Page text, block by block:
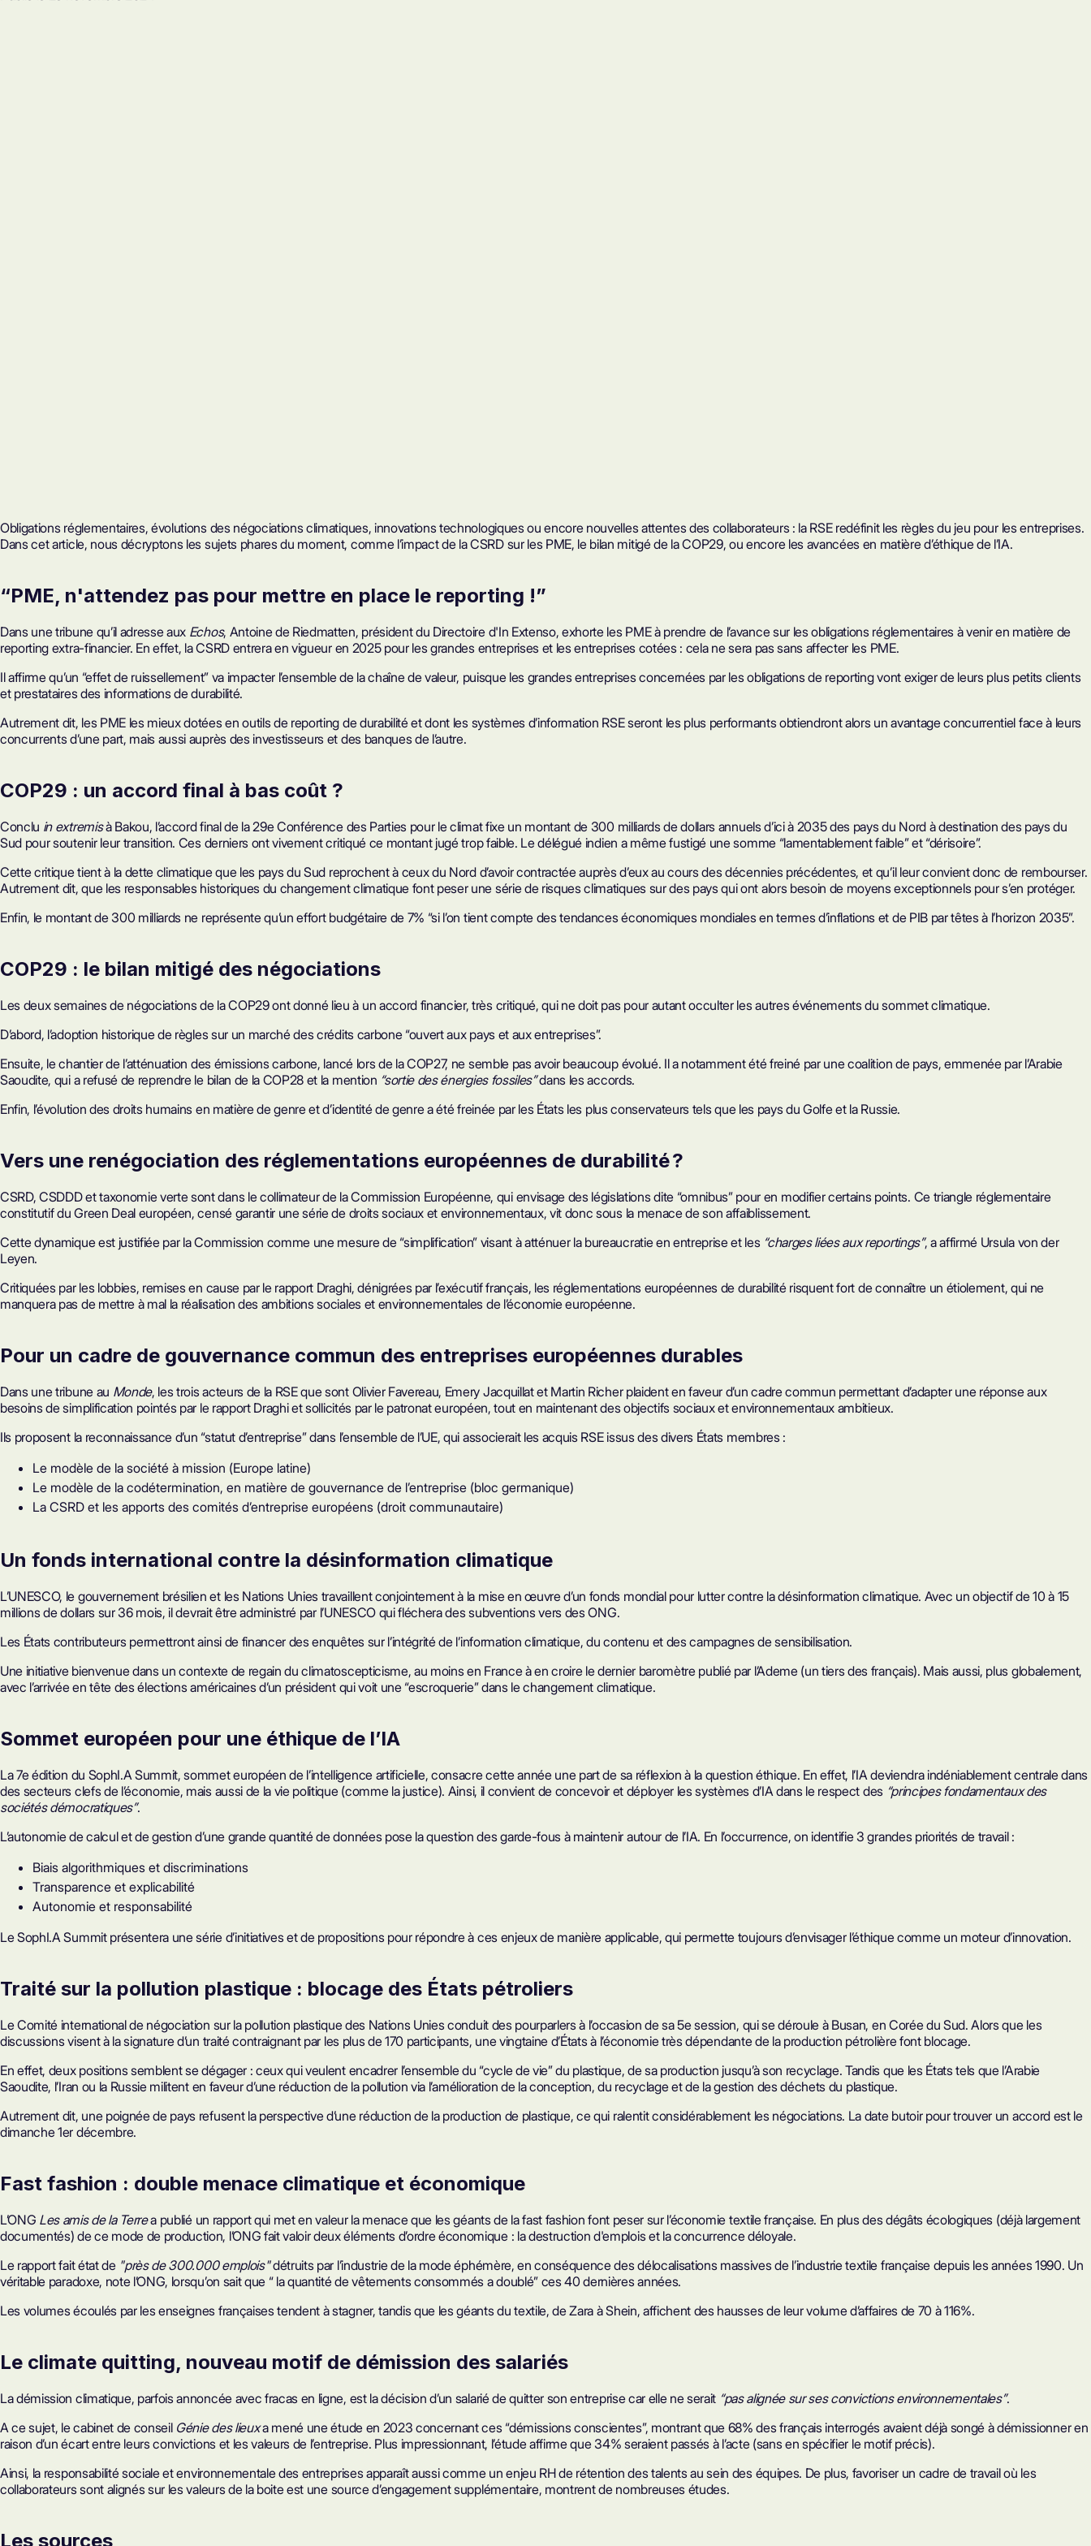
Obligations réglementaires, évolutions des négociations climatiques, innovations technologiques ou encore nouvelles attentes des collaborateurs: la RSE redéfinit les règles du jeu pour les entreprises.
Dans cet article, nous décryptons les sujets phares du moment, comme l’impact de la CSRD sur les PME, le bilan mitigé de la COP29, ou encore les avancées en matière d’éthique de l’IA.
“PME, n'attendez pas pour mettre en place le reporting !”
Dans une tribune qu’il adresse aux Echos, Antoine de Riedmatten, président du Directoire d'In Extenso, exhorte les PME à prendre de l’avance sur les obligations réglementaires à venir en matière de
reporting extra-financier. En effet, la CSRD entrera en vigueur en 2025 pour les grandes entreprises et les entreprises cotées : cela ne sera pas sans affecter les PME.
Il affirme qu’un “effet de ruissellement” va impacter l’ensemble de la chaîne de valeur, puisque les grandes entreprises concernées par les obligations de reporting vont exiger de leurs plus petits clients
et prestataires des informations de durabilité.
Autrement dit, les PME les mieux dotées en outils de reporting de durabilité et dont les systèmes d’information RSE seront les plus performants obtiendront alors un avantage concurrentiel face à leurs
concurrents d’une part, mais aussi auprès des investisseurs et des banques de l’autre.
COP29 : un accord final à bas coût ?
Conclu in extremisà Bakou, l’accord final de la 29e Conférence des Parties pour le climat fixe un montant de 300 milliards de dollars annuels d’ici à 2035 des pays du Nord à destination des pays du
Sud pour soutenir leur transition. Ces derniers ont vivement critiqué ce montant jugé trop faible. Le délégué indien a même fustigé une somme “lamentablement faible” et “dérisoire”.
Cette critique tient à la dette climatique que les pays du Sud reprochent à ceux du Nord d’avoir contractée auprès d’eux au cours des décennies précédentes, et qu’il leur convient donc de rembourser.
Autrement dit, que les responsables historiques du changement climatique font peser une série de risques climatiques sur des pays qui ont alors besoin de moyens exceptionnels pour s’en protéger.
Enfin, le montant de 300 milliards ne représente qu’un effort budgétaire de 7% “si l’on tient compte des tendances économiques mondiales en termes d’inflations et de PIB par têtes à l’horizon 2035”.
COP29 : le bilan mitigé des négociations
Les deux semaines de négociations de la COP29 ont donné lieu à un accord financier, très critiqué, qui ne doit pas pour autant occulter les autres événements du sommet climatique.
D’abord, l’adoption historique de règles sur un marché des crédits carbone “ouvert aux pays et aux entreprises”.
Ensuite, le chantier de l’atténuation des émissions carbone, lancé lors de la COP27, ne semble pas avoir beaucoup évolué. Il a notamment été freiné par une coalition de pays, emmenée par l’Arabie
Saoudite, qui a refusé de reprendre le bilan de la COP28 et la mention “sortie des énergies fossiles”dans les accords.
Enfin, l’évolution des droits humains en matière de genre et d’identité de genre a été freinée par les États les plus conservateurs tels que les pays du Golfe et la Russie.
Vers une renégociation des réglementations européennes de durabilité ?
CSRD, CSDDD et taxonomie verte sont dans le collimateur de la Commission Européenne, qui envisage des législations dite “omnibus” pour en modifier certains points. Ce triangle réglementaire
constitutif du Green Deal européen, censé garantir une série de droits sociaux et environnementaux, vit donc sous la menace de son affaiblissement.
Cette dynamique est justifiée par la Commission comme une mesure de “simplification” visant à atténuer la bureaucratie en entreprise et les “charges liées aux reportings”, a affirmé Ursula von der
Leyen.
Critiquées par les lobbies, remises en cause par le rapport Draghi, dénigrées par l’exécutif français, les réglementations européennes de durabilité risquent fort de connaître un étiolement, qui ne
manquera pas de mettre à mal la réalisation des ambitions sociales et environnementales de l’économie européenne.
Pour un cadre de gouvernance commun des entreprises européennes durables
Dans une tribune au Monde, les trois acteurs de la RSE que sont Olivier Favereau, Emery Jacquillat et Martin Richer plaident en faveur d’un cadre commun permettant d’adapter une réponse aux
besoins de simplification pointés par le rapport Draghi et sollicités par le patronat européen, tout en maintenant des objectifs sociaux et environnementaux ambitieux.
Ils proposent la reconnaissance d’un “statut d’entreprise” dans l’ensemble de l’UE, qui associerait les acquis RSE issus des divers États membres :
Le modèle de la société à mission (Europe latine)
Le modèle de la codétermination, en matière de gouvernance de l’entreprise (bloc germanique)
La CSRD et les apports des comités d’entreprise européens (droit communautaire)
Un fonds international contre la désinformation climatique
L’UNESCO, le gouvernement brésilien et les Nations Unies travaillent conjointement à la mise en œuvre d’un fonds mondial pour lutter contre la désinformation climatique. Avec un objectif de 10 à 15
millions de dollars sur 36 mois, il devrait être administré par l’UNESCO qui fléchera des subventions vers des ONG.
Les États contributeurs permettront ainsi de financer des enquêtes sur l’intégrité de l’information climatique, du contenu et des campagnes de sensibilisation.
Une initiative bienvenue dans un contexte de regain du climatoscepticisme, au moins en France à en croire le dernier baromètre publié par l’Ademe (un tiers des français). Mais aussi, plus globalement,
avec l’arrivée en tête des élections américaines d’un président qui voit une “escroquerie” dans le changement climatique.
Sommet européen pour une éthique de l’IA
La 7e édition du SophI.A Summit, sommet européen de l’intelligence artificielle, consacre cette année une part de sa réflexion à la question éthique. En effet, l’IA deviendra indéniablement centrale dans
des secteurs clefs de l’économie, mais aussi de la vie politique (comme la justice). Ainsi, il convient de concevoir et déployer les systèmes d’IA dans le respect des “principes fondamentaux des
sociétés démocratiques”.
L’autonomie de calcul et de gestion d’une grande quantité de données pose la question des garde-fous à maintenir autour de l’IA. En l’occurrence, on identifie 3 grandes priorités de travail :
Biais algorithmiques et discriminations
Transparence et explicabilité
Autonomie et responsabilité
Le SophI.A Summit présentera une série d’initiatives et de propositions pour répondre à ces enjeux de manière applicable, qui permette toujours d’envisager l’éthique comme un moteur d’innovation.
Traité sur la pollution plastique : blocage des États pétroliers
Le Comité international de négociation sur la pollution plastique des Nations Unies conduit des pourparlers à l’occasion de sa 5e session, qui se déroule à Busan, en Corée du Sud. Alors que les
discussions visent à la signature d’un traité contraignant par les plus de 170 participants, une vingtaine d’États à l’économie très dépendante de la production pétrolière font blocage.
En effet, deux positions semblent se dégager : ceux qui veulent encadrer l’ensemble du “cycle de vie” du plastique, de sa production jusqu’à son recyclage. Tandis que les États tels que l’Arabie
Saoudite, l’Iran ou la Russie militent en faveur d’une réduction de la pollution via l’amélioration de la conception, du recyclage et de la gestion des déchets du plastique.
Autrement dit, une poignée de pays refusent la perspective d’une réduction de la production de plastique, ce qui ralentit considérablement les négociations. La date butoir pour trouver un accord est le
dimanche 1er décembre.
Fast fashion : double menace climatique et économique
L’ONG Les amis de la Terrea publié un rapport qui met en valeur la menace que les géants de la fast fashion font peser sur l’économie textile française. En plus des dégâts écologiques (déjà largement
documentés) de ce mode de production, l’ONG fait valoir deux éléments d’ordre économique : la destruction d'emplois et la concurrence déloyale.
Le rapport fait état de "près de 300.000 emplois"détruits par l’industrie de la mode éphémère, en conséquence des délocalisations massives de l’industrie textile française depuis les années 1990. Un
véritable paradoxe, note l’ONG, lorsqu’on sait que “ la quantité de vêtements consommés a doublé” ces 40 dernières années.
Les volumes écoulés par les enseignes françaises tendent à stagner, tandis que les géants du textile, de Zara à Shein, affichent des hausses de leur volume d’affaires de 70 à 116%.
Le climate quitting, nouveau motif de démission des salariés
La démission climatique, parfois annoncée avec fracas en ligne, est la décision d’un salarié de quitter son entreprise car elle ne serait “pas alignée sur ses convictions environnementales”.
A ce sujet, le cabinet de conseil Génie des lieuxa mené une étude en 2023 concernant ces “démissions conscientes”, montrant que 68% des français interrogés avaient déjà songé à démissionner en
raison d’un écart entre leurs convictions et les valeurs de l’entreprise. Plus impressionnant, l’étude affirme que 34% seraient passés à l’acte (sans en spécifier le motif précis).
Ainsi, la responsabilité sociale et environnementale des entreprises apparaît aussi comme un enjeu RH de rétention des talents au sein des équipes. De plus, favoriser un cadre de travail où les
collaborateurs sont alignés sur les valeurs de la boite est une source d’engagement supplémentaire, montrent de nombreuses études.
Les sources